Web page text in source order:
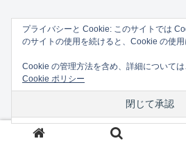
プライバシーと Cookie: このサイトでは
のサイトの使用を続けると、Cookie の使用
Cookie の管理方法を含め、詳細について
Cookie ポリシー